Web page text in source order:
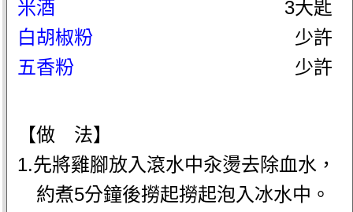
米酒
3大匙
白胡椒粉
少許
五香粉
少許
【做 法】
1.先將雞腳放入滾水中汆燙去除血水，
約煮5分鐘後撈起撈起泡入冰水中。